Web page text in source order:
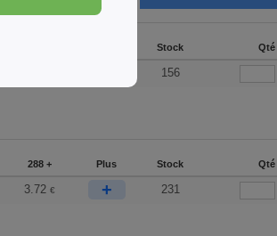
Stock Qté
156
288 + Plus Stock Qté
3.72 € + 231